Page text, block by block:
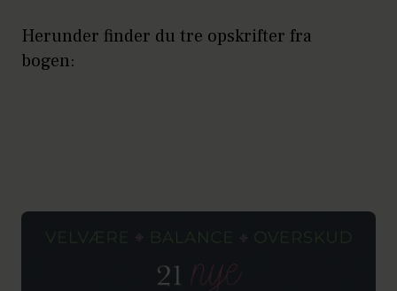
Herunder finder du tre opskrifter fra
bogen: